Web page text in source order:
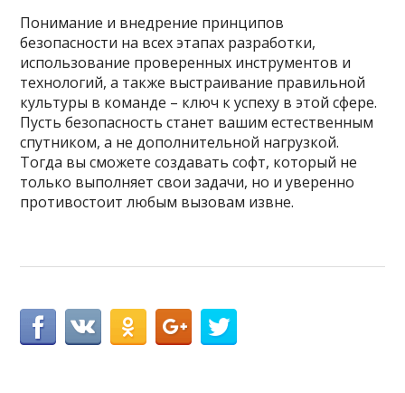
Понимание и внедрение принципов
безопасности на всех этапах разработки,
использование проверенных инструментов и
технологий, а также выстраивание правильной
культуры в команде – ключ к успеху в этой сфере.
Пусть безопасность станет вашим естественным
спутником, а не дополнительной нагрузкой.
Тогда вы сможете создавать софт, который не
только выполняет свои задачи, но и уверенно
противостоит любым вызовам извне.